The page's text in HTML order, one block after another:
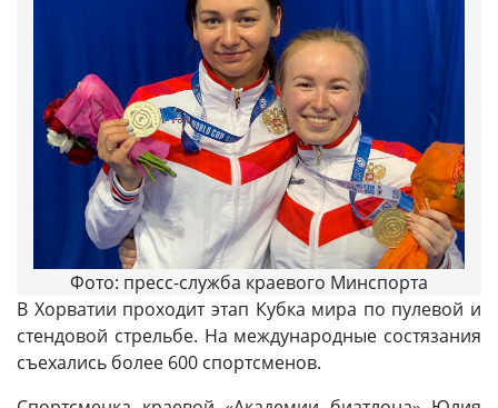
Фото: пресс-служба краевого Минспорта
В Хорватии проходит этап Кубка мира по пулевой и
стендовой стрельбе. На международные состязания
съехались более 600 спортсменов.